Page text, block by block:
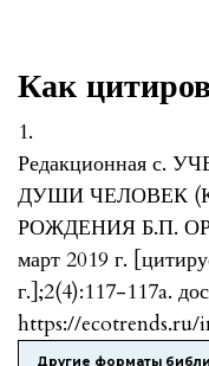
Как
1.
Редакционная с.
ДУШИ ЧЕЛОВЕК
РОЖДЕНИЯ Б.П.
март 2019 г.
г.];2(4):117-117a.
https://
Другие форматы